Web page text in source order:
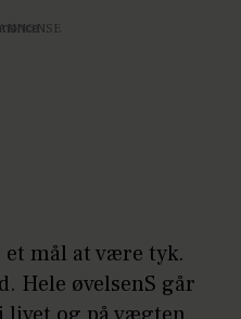
mål at være tyk.
Hele øvelsenS går